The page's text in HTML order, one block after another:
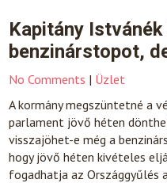
Kapitány
benzinárstopot,
No Comments | Üzlet
A kormány megszüntetné a
parlament jövő héten
visszajöhet-e még a
hogy jövő héten kivételes
fogadhatja az Országgyűlés